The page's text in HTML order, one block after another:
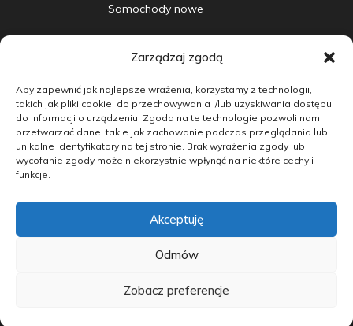
Zarządzaj zgodą
Aby zapewnić jak najlepsze wrażenia, korzystamy z technologii,
takich jak pliki cookie, do przechowywania i/lub uzyskiwania dostępu
do informacji o urządzeniu. Zgoda na te technologie pozwoli nam
przetwarzać dane, takie jak zachowanie podczas przeglądania lub
unikalne identyfikatory na tej stronie. Brak wyrażenia zgody lub
wycofanie zgody może niekorzystnie wpłynąć na niektóre cechy i
funkcje.
Akceptuję
Odmów
Zobacz preferencje
Samochody nowe
Samochody używane
Doradztwo
Finansowanie
Kontakt
copyright by carmotive.pl 2026©